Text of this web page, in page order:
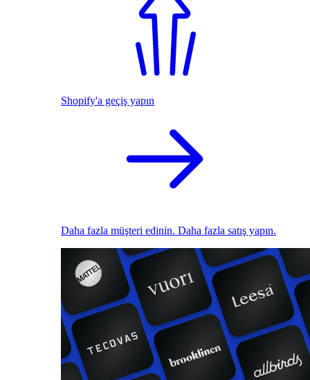
Shopify'a geçiş yapın
Daha fazla müşteri edinin. Daha fazla satış yapın.